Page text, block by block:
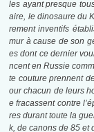
les ayant presque
aire, le dinosaure du
rement inventifs
mur à cause de son
es dont ce dernier
ncent en Russie
te couture prennent
our chacun de leurs
e fracassent contre
res durant toute la
k, de canons de 85 et